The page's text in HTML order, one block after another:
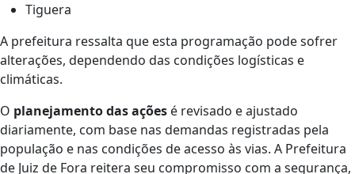
Tiguera
A prefeitura ressalta que esta programação pode sofrer
alterações, dependendo das condições logísticas e
climáticas.
O planejamento das ações é revisado e ajustado
diariamente, com base nas demandas registradas pela
população e nas condições de acesso às vias. A Prefeitura
de Juiz de Fora reitera seu compromisso com a segurança,